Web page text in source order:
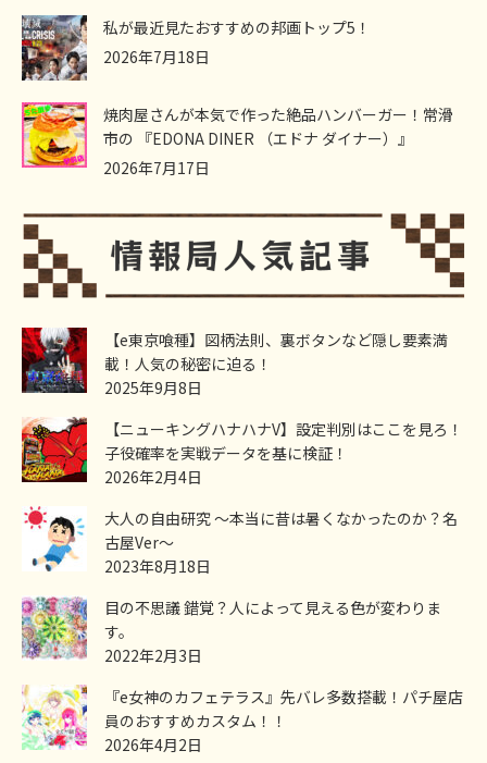
私が最近見たおすすめの邦画トップ5！
2026年7月18日
焼肉屋さんが本気で作った絶品ハンバーガー！常滑
市の 『EDONA DINER （エドナ ダイナー）』
2026年7月17日
【e東京喰種】図柄法則、裏ボタンなど隠し要素満
載！人気の秘密に迫る！
2025年9月8日
【ニューキングハナハナV】設定判別はここを見ろ！
子役確率を実戦データを基に検証！
2026年2月4日
大人の自由研究 ～本当に昔は暑くなかったのか？名
古屋Ver～
2023年8月18日
目の不思議 錯覚？人によって見える色が変わりま
す。
2022年2月3日
『e女神のカフェテラス』先バレ多数搭載！パチ屋店
員のおすすめカスタム！！
2026年4月2日